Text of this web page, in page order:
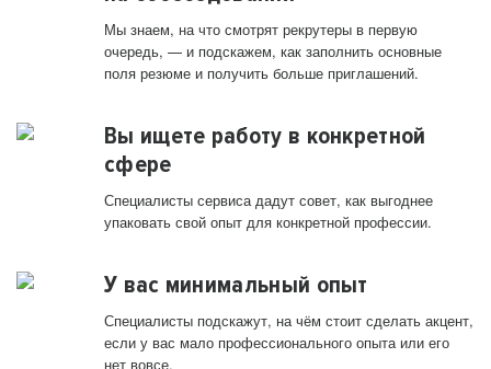
Мы знаем, на что смотрят рекрутеры в первую
очередь, — и подскажем, как заполнить основные
поля резюме и получить больше приглашений.
Вы ищете работу в конкретной
сфере
Специалисты сервиса дадут совет, как выгоднее
упаковать свой опыт для конкретной профессии.
У вас минимальный опыт
Специалисты подскажут, на чём стоит сделать акцент,
если у вас мало профессионального опыта или его
нет вовсе.